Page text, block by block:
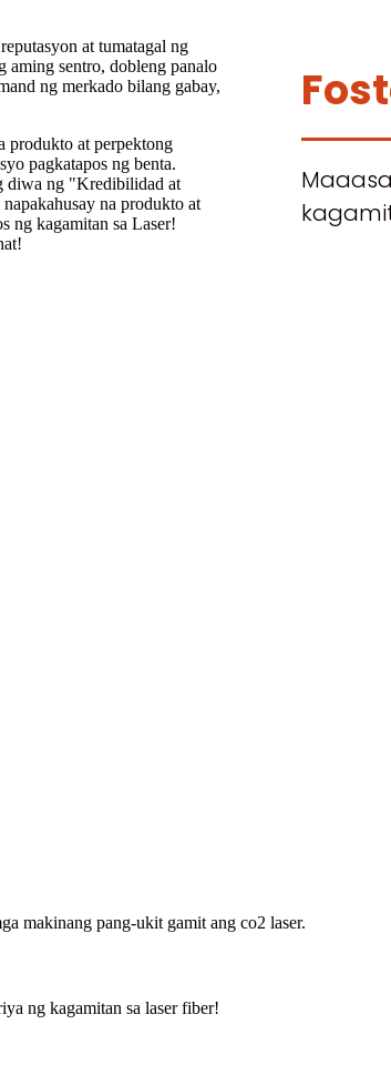
at tumatagal ng
aming sentro, dobleng panalo
ng merkado bilang gabay,
produkto at perpektong
pagkatapos ng benta.
diwa ng "Kredibilidad at
na produkto at
ng kagamitan sa Laser!
makinang pang-ukit gamit ang co2 laser.
ng kagamitan sa laser fiber!